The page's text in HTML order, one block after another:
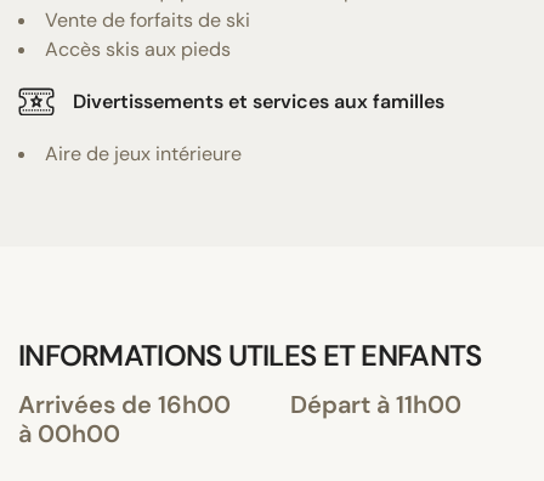
Vente de forfaits de ski
Accès skis aux pieds
Divertissements et services aux familles
Aire de jeux intérieure
INFORMATIONS UTILES ET ENFANTS
Arrivées de 16h00
à 00h00
Départ à 11h00